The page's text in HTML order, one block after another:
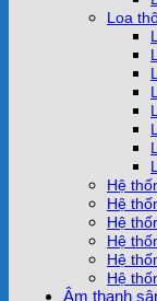
Loa
Hệ
Hệ
Hệ
Hệ
Hệ
Hệ
Âm thanh